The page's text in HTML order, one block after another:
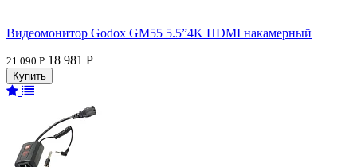
Видеомонитор Godox GM55 5.5”4K HDMI накамерный
21 090 Р 18 981 Р